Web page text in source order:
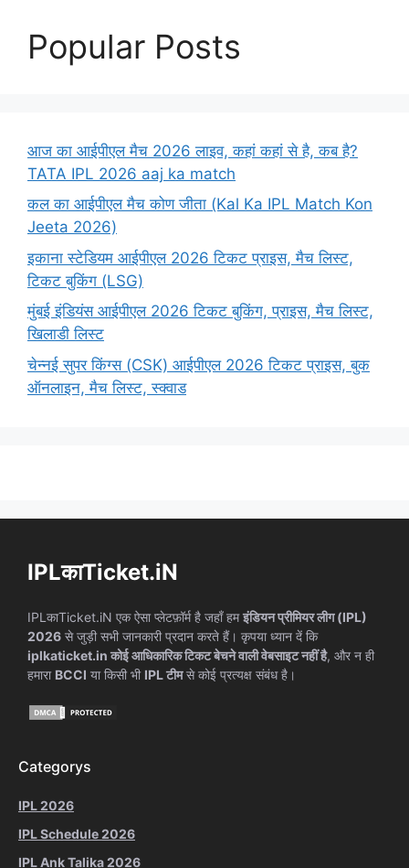
Popular Posts
आज का आईपीएल मैच 2026 लाइव, कहां कहां से है, कब है?
TATA IPL 2026 aaj ka match
कल का आईपीएल मैच कोण जीता (Kal Ka IPL Match Kon
Jeeta 2026)
इकाना स्टेडियम आईपीएल 2026 टिकट प्राइस, मैच लिस्ट,
टिकट बुकिंग (LSG)
मुंबई इंडियंस आईपीएल 2026 टिकट बुकिंग, प्राइस, मैच लिस्ट,
खिलाडी लिस्ट
चेन्नई सुपर किंग्स (CSK) आईपीएल 2026 टिकट प्राइस, बुक
ऑनलाइन, मैच लिस्ट, स्क्वाड
IPLकाTicket.iN
IPLकाTicket.iN एक ऐसा प्लेटफ़ॉर्म है जहाँ हमइंडियन प्रीमियर लीग (IPL)
2026 से जुड़ी सभी जानकारी प्रदान करते हैं। कृपया ध्यान दें कि
iplkaticket.in कोई आधिकारिक टिकट बेचने वाली वेबसाइट नहीं है, और न ही
हमारा BCCI या किसी भी IPL टीमसे कोई प्रत्यक्ष संबंध है।
Categorys
IPL 2026
IPL Schedule 2026
IPL Ank Talika 2026